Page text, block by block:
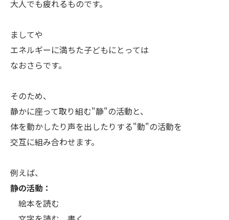
大人でも疲れるものです。
ましてや
エネルギーに満ちた子どもにとっては
なおさらです。
そのため、
静かに座って取り組む"静"の活動と、
体を動かしたり声を出したりする"動"の活動を
交互に組み合わせます。
例えば、
静の活動：
絵本を読む